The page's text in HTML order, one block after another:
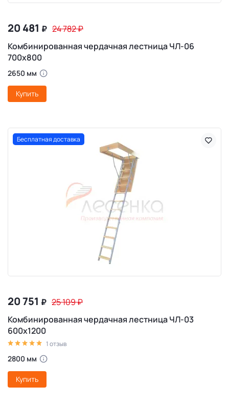
20 481 ₽ 24 782₽
Комбинированная чердачная лестница ЧЛ-06
700х800
2650 мм
Купить
Бесплатная доставка
20 751 ₽ 25 109₽
Комбинированная чердачная лестница ЧЛ-03
600х1200
1 отзыв
2800 мм
Купить